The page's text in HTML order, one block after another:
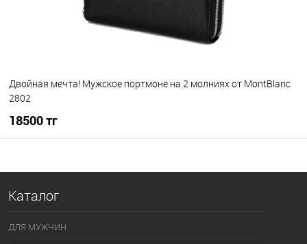
Двойная мечта! Мужское портмоне на 2 молниях от MontBlanc
2802
18500 тг
В избранное
Каталог
ДЛЯ МУЖЧИН